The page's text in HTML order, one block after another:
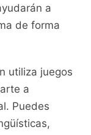
a
de ⁤forma
utiliza juegos
a
Puedes‍